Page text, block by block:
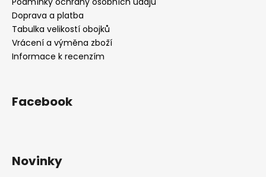
Doprava a platba
Tabulka velikostí obojků
Vrácení a výměna zboží
Informace k recenzím
Facebook
Novinky